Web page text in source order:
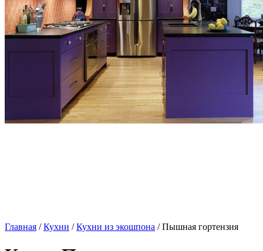
Главная /Кухни /Кухни из экошпона / Пышная гортензия